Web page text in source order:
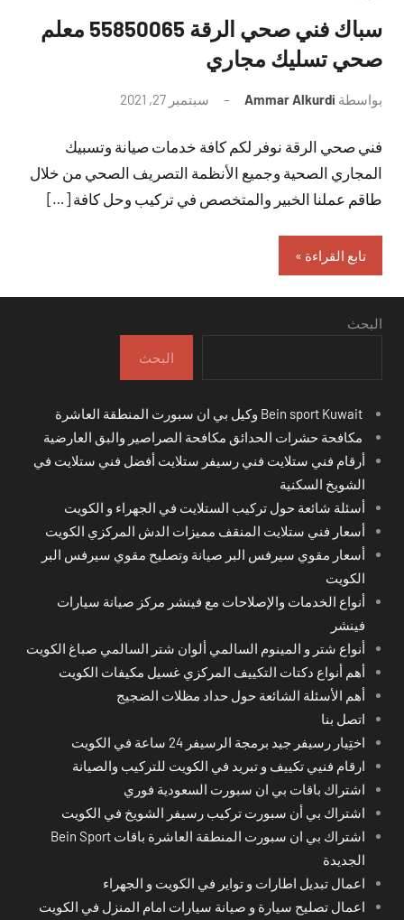
سباك فني صحي الرقة 55850065 معلم
صحي تسليك مجاري
بواسطة Ammar Alkurdi سبتمبر 27, 2021
تعليقات
فني صحي الرقة نوفر لكم كافة خدمات صيانة وتسبيك
المجاري الصحية وجميع الأنظمة التصريف الصحي من خلال
طاقم عملنا الخبير والمتخصص في تركيب وحل كافة […]
تابع القراءة
البحث
البحث
مكافحة حشرات الحدائق مكافحة الصراصير والبق العارضية
أرقام فني ستلايت فني رسيفر ستلايت أفضل فني ستلايت في
الشويخ السكنية
أسئلة شائعة حول تركيب الستلايت في الجهراء و الكويت
أسعار فني ستلايت المنقف مميزات الدش المركزي الكويت
أسعار مقوي سيرفس البر صيانة وتصليح مقوي سيرفس البر
الكويت
أنواع الخدمات والإصلاحات مع فينشر مركز صيانة سيارات
فينشر
أنواع شتر و المينوم السالمي ألوان شتر السالمي صباغ الكويت
أهم أنواع دكتات التكييف المركزي غسيل مكيفات الكويت
أهم الأسئلة الشائعة حول حداد مظلات الضجيج
اتصل بنا
اختِيار رسيفر جيد برمجة الرسيفر 24 ساعة في الكويت
ارقام فنيي تكييف و تبريد في الكويت للتركيب والصيانة
اشتراك باقات بي ان سبورت السعودية فوري
اشتراك بي أن سبورت تركيب رسيفر الشويخ في الكويت
اشتراك بي ان سبورت المنطقة العاشرة باقات Bein Sport
الجديدة
اعمال تبديل اطارات و تواير في الكويت و الجهراء
اعمال تصليح سيارة و صيانة سيارات امام المنزل في الكويت